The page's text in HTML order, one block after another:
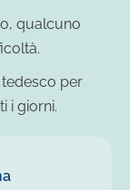
qualcuno
per
i giorni.